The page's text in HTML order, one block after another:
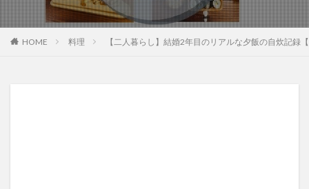
HOME 料理 【二人暮らし】結婚2年目のリアルな夕飯の自炊記録